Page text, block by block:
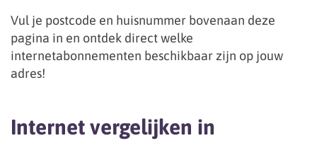
Vul je postcode en huisnummer bovenaan deze
pagina in en ontdek direct welke
internetabonnementen beschikbaar zijn op jouw
adres!
Internet vergelijken in